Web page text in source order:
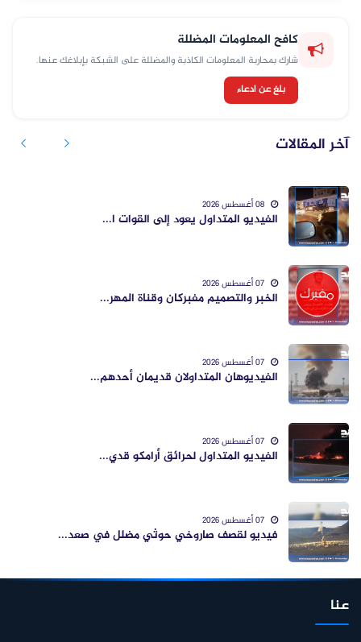
كافح المعلومات المضللة
شارك بمحاربة المعلومات الكاذبة والمضللة على الشبكة بإبلاغك عنها.
بلغ عن ادعاء
آخر المقالات
الفيديو المتداول يعود إلى القوات ا...
الخبر والتصميم مفبركان وقناة المهر...
الفيديوهان المتداولان قديمان أحدهم...
الفيديو المتداول لحرائق أرامكو قدي...
فيديو لقصف صاروخي حوثي مضلل في صعد...
عنا